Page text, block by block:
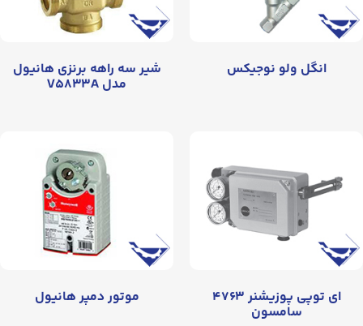
انگل ولو نوجیکس شیر سه راهه برنزی هانیول
مدل V۵۸۳۳A
ای توپی پوزیشنر ۴۷۶۳
سامسون
موتور دمپر هانیول